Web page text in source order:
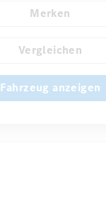
Navigationssystem
Merken
Vergleichen
Fahrzeug anzeigen